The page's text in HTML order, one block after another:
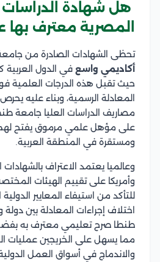
هل شهادة الدراسات
المصرية معترف بها
تحظى الشهادات الصادرة من
أكاديمي واسع في الدول العربية
حيث تقبل هذه الدرجات العلمية
المعادلة الرسمية، وبناء عليه
مصاريف الدراسات العليا جامعة
على مؤهل علمي مرموق يفتح
ومستقرة في المنطقة العربية.
وعالميا يعتمد الاعتراف بالشهادات
للتأكد من استيفاء المعايير
اختلاف إجراءات المعادلة بين
طنطا صرح تعليمي معترف به بفضل
مما يسهل على الخريجين عمليات
والاندماج في أسواق العمل الدولية